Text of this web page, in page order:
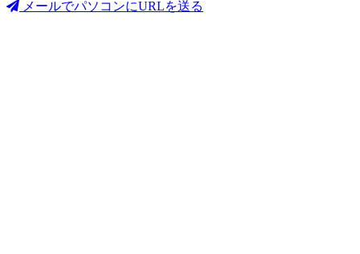
メールでパソコンにURLを送る